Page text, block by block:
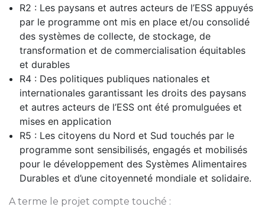
R2 : Les paysans et autres acteurs de l’ESS appuyés
par le programme ont mis en place et/ou consolidé
des systèmes de collecte, de stockage, de
transformation et de commercialisation équitables
et durables
R4 : Des politiques publiques nationales et
internationales garantissant les droits des paysans
et autres acteurs de l’ESS ont été promulguées et
mises en application
R5 : Les citoyens du Nord et Sud touchés par le
programme sont sensibilisés, engagés et mobilisés
pour le développement des Systèmes Alimentaires
Durables et d’une citoyenneté mondiale et solidaire.
A terme le projet compte touché :